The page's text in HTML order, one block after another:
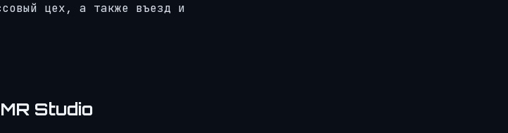
цех, а также въезд и
Studio